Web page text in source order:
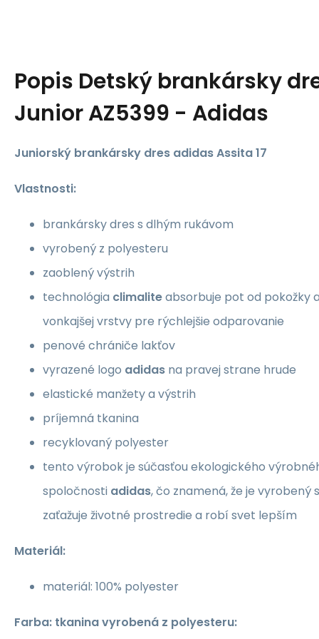
Popis Detský brankársky
Junior AZ5399 - Adidas
Juniorský brankársky dres adidas Assita 17
Vlastnosti:
brankársky dres s dlhým rukávom
vyrobený z polyesteru
zaoblený výstrih
technológia climaliteabsorbuje pot od pokožky
vonkajšej vrstvy pre rýchlejšie odparovanie
penové chrániče lakťov
vyrazené logo adidas na pravej strane hrude
elastické manžety a výstrih
príjemná tkanina
recyklovaný polyester
tento výrobok je súčasťou ekologického
spoločnosti adidas, čo znamená, že je
zaťažuje životné prostredie a robí svet lepším
Materiál:
materiál: 100% polyester
Farba: tkanina vyrobená z polyesteru: